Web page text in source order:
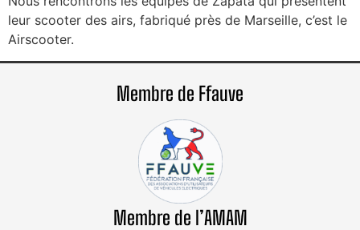
leur scooter des airs, fabriqué près de Marseille, c’est le
Airscooter.
Membre de Ffauve
Membre de l’AMAM